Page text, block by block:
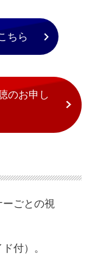
ちら
のお申し
ーごとの視
付）。